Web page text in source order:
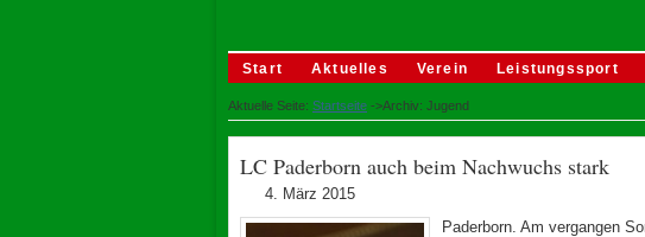
Start Aktuelles Verein Leistungssport
Aktuelle Seite: Startseite ->Archiv: Jugend
LC Paderborn auch beim Nachwuchs stark
4. März 2015
Paderborn. Am vergangen